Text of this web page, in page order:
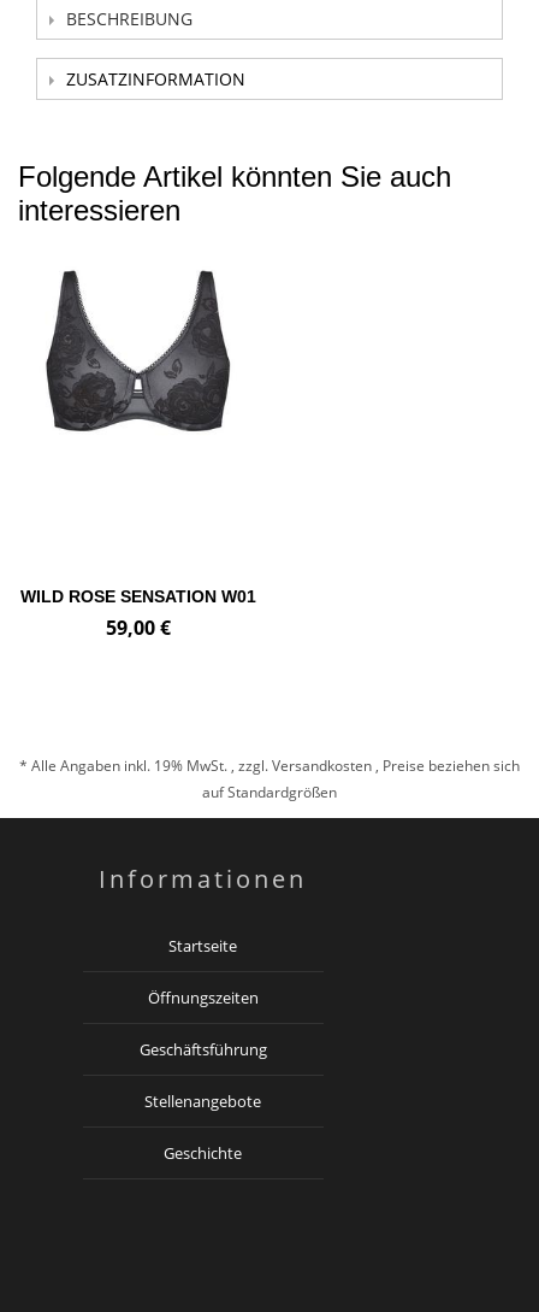
BESCHREIBUNG
ZUSATZINFORMATION
Folgende Artikel könnten Sie auch
interessieren
WILD ROSE SENSATION W01
59,00 €
* Alle Angaben inkl. 19% MwSt. , zzgl.Versandkosten , Preise beziehen sich
auf Standardgrößen
Informationen
Startseite
Öffnungszeiten
Geschäftsführung
Stellenangebote
Geschichte